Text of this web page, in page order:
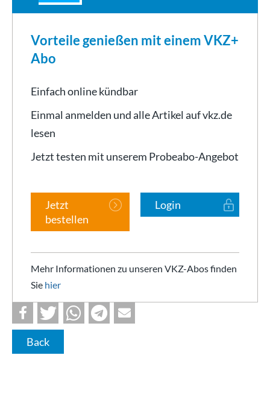
Vorteile genießen mit einem VKZ+
Abo
Einfach online kündbar
Einmal anmelden und alle Artikel auf vkz.de
lesen
Jetzt testen mit unserem Probeabo-Angebot
Jetzt
bestellen
Login
Mehr Informationen zu unseren VKZ-Abos finden
Sie hier
Back